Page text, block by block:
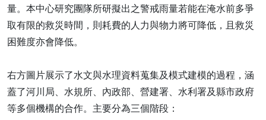
量。本中心研究團隊所研擬出之警戒雨量若能在淹水前多爭
取有限的救災時間，則耗費的人力與物力將可降低，且救災
困難度亦會降低。
右方圖片展示了水文與水理資料蒐集及模式建模的過程，涵
蓋了河川局、水規所、內政部、營建署、水利署及縣市政府
等多個機構的合作。主要分為三個階段：